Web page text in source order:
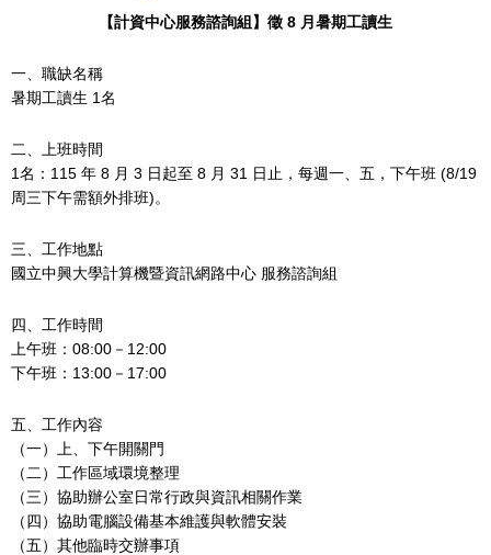
【計資中心服務諮詢組】徵 8 月暑期工讀生
一、職缺名稱
暑期工讀生 1名
二、上班時間
1名：115 年 8 月 3 日起至 8 月 31 日止，每週一、五，下午班 (8/19
周三下午需額外排班)。
三、工作地點
國立中興大學計算機暨資訊網路中心 服務諮詢組
四、工作時間
上午班：08:00－12:00
下午班：13:00－17:00
五、工作內容
（一）上、下午開關門
（二）工作區域環境整理
（三）協助辦公室日常行政與資訊相關作業
（四）協助電腦設備基本維護與軟體安裝
（五）其他臨時交辦事項